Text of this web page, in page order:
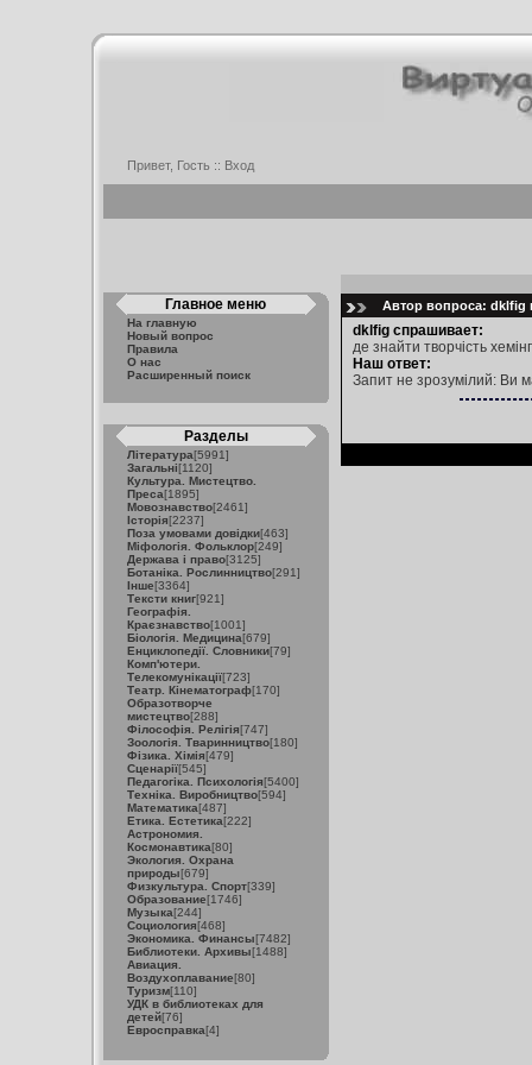
Привет, Гость :: Вход
Главное меню
На главную
Новый вопрос
Правила
О нас
Расширенный поиск
Разделы
Література[5991]
Загальні[1120]
Культура. Мистецтво.
Преса[1895]
Мовознавство[2461]
Історія[2237]
Поза умовами довідки[463]
Міфологія. Фольклор[249]
Держава і право[3125]
Ботаніка. Рослинництво[291]
Інше[3364]
Тексти книг[921]
Географія.
Краєзнавство[1001]
Біологія. Медицина[679]
Енциклопедії. Словники[79]
Комп'ютери.
Телекомунікації[723]
Театр. Кінематограф[170]
Образотворче
мистецтво[288]
Філософія. Релігія[747]
Зоологія. Тваринництво[180]
Фізика. Хімія[479]
Сценарії[545]
Педагогіка. Психологія[5400]
Техніка. Виробництво[594]
Математика[487]
Етика. Естетика[222]
Астрономия.
Космонавтика[80]
Экология. Охрана
природы[679]
Физкультура. Спорт[339]
Образование[1746]
Музыка[244]
Социология[468]
Экономика. Финансы[7482]
Библиотеки. Архивы[1488]
Авиация.
Воздухоплавание[80]
Туризм[110]
УДК в библиотеках для
детей[76]
Евросправка[4]
Автор вопроса: dklfig
dklfig спрашивает:
де знайти творчість
Наш ответ:
Запит не зрозумілий: Ви